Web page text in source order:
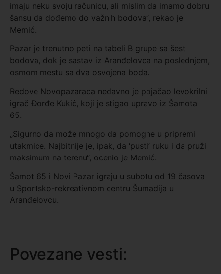
imaju neku svoju računicu, ali mislim da imamo dobru
šansu da dođemo do važnih bodova“, rekao je
Memić.
Pazar je trenutno peti na tabeli B grupe sa šest
bodova, dok je sastav iz Aranđelovca na poslednjem,
osmom mestu sa dva osvojena boda.
Redove Novopazaraca nedavno je pojačao levokrilni
igrač Đorđe Kukić, koji je stigao upravo iz Šamota
65.
„Sigurno da može mnogo da pomogne u pripremi
utakmice. Najbitnije je, ipak, da ‘pusti’ ruku i da pruži
maksimum na terenu“, ocenio je Memić.
Šamot 65 i Novi Pazar igraju u subotu od 19 časova
u Sportsko-rekreativnom centru Šumadija u
Aranđelovcu.
Povezane vesti: